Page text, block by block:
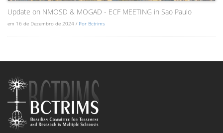
Update on NMOSD & MOGAD - ECF MEETING in Sao Paulo
em 16 de Dezembro de 2024 / Por Bctrims